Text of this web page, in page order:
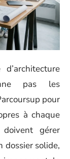
pas les
pour
à chaque
gérer
dossier solide,